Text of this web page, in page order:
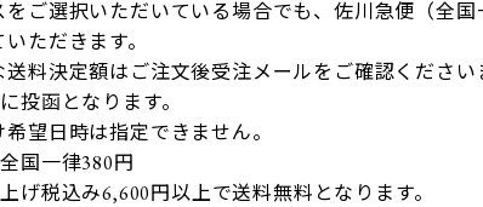
をご選択いただいている場合でも、佐川急便（全国
ただきます。
料決定額はご注文後受注メールをご確認ください
投函となります。
望日時は指定できません。
国一律380円
げ税込み6,600円以上で送料無料となります。